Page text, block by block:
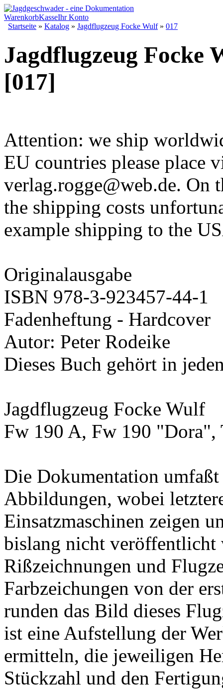
WarenkorbKasseIhr Konto
Startseite » Katalog » Jagdflugzeug Focke Wulf» 017
Jagdflugzeug Focke
[017]
Attention: we ship
EU countries please place
verlag.rogge@web.de. On
the shipping costs
example shipping to the
Originalausgabe
ISBN 978-3-923457-44-1
Fadenheftung - Hardcover
Autor: Peter Rodeike
Dieses Buch gehört in
Jagdflugzeug Focke Wulf
Fw 190 A, Fw 190 "Dora",
Die Dokumentation
Abbildungen, wobei
Einsatzmaschinen zeigen
bislang nicht veröffentlicht
Rißzeichnungen und
Farbzeichungen von der
runden das Bild dieses
ist eine Aufstellung der
ermitteln, die jeweiligen
Stückzahl und den